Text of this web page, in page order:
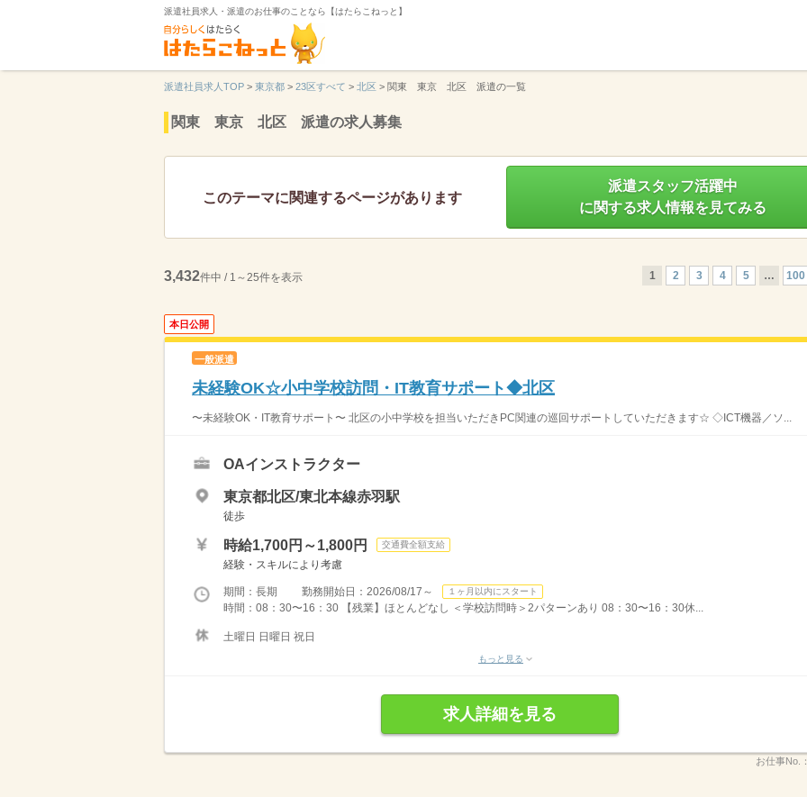
派遣社員求人・派遣のお仕事のことなら【はたらこねっと】
派遣社員求人TOP > 東京都 > 23区すべて > 北区 > 関東 東京 北区 派遣の一覧
関東 東京 北区 派遣の求人募集
このテーマに関連するページがあります
派遣スタッフ活躍中
に関する求人情報を見てみる
3,432件中 / 1～25件を表示 1 2 3 4 5 … 100
本日公開
一般派遣
未経験OK☆小中学校訪問・IT教育サポート◆北区
〜未経験OK・IT教育サポート〜 北区の小中学校を担当いただきPC関連の巡回サポートしていただきます☆ ◇ICT機器／ソ...
OAインストラクター
東京都北区/東北本線赤羽駅
徒歩
時給1,700円～1,800円 交通費全額支給
経験・スキルにより考慮
期間：長期 勤務開始日：2026/08/17～ １ヶ月以内にスタート
時間：08：30〜16：30 【残業】ほとんどなし ＜学校訪問時＞2パターンあり 08：30〜16：30休...
土曜日 日曜日 祝日
もっと見る
求人詳細を見る
お仕事No.：